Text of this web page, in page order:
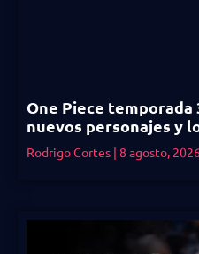
One Piece temporada
nuevos personajes y
Rodrigo Cortes 8 agosto,